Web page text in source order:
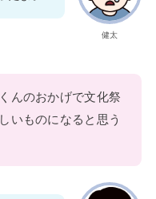
健太
んのおかげで文化祭
いものになると思う